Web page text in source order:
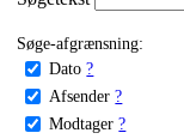
Søge-afgrænsning:
Dato ?
Afsender ?
Modtager ?